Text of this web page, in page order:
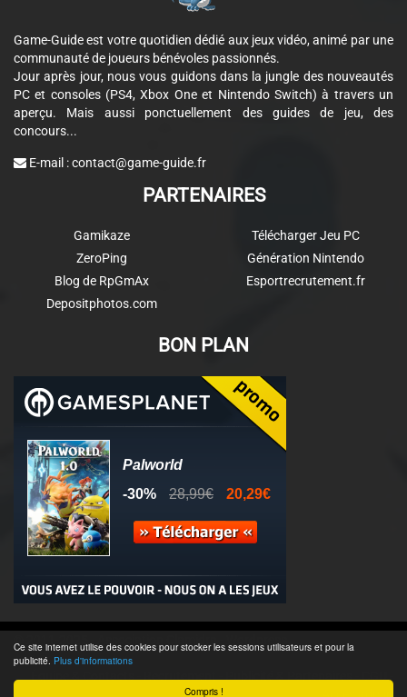
Compris !
Ce site internet utilise des cookies pour stocker les sessions utilisateurs et pour la
publicité. Plus d'informations
Game-Guide est votre quotidien dédié aux jeux vidéo, animé par une
communauté de joueurs bénévoles passionnés.
Jour après jour, nous vous guidons dans la jungle des nouveautés
PC et consoles (PS4, Xbox One et Nintendo Switch) à travers un
aperçu. Mais aussi ponctuellement des guides de jeu, des
concours...
E-mail :contact@game-guide.fr
PARTENAIRES
Gamikaze
ZeroPing
Blog de RpGmAx
Depositphotos.com
Télécharger Jeu PC
Génération Nintendo
Esportrecrutement.fr
BON PLAN